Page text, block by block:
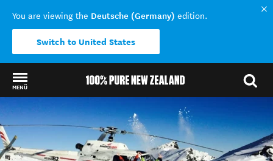
You are viewing the Deutsche (Germany) edition.
Switch to United States
MENÜ
Back to my results